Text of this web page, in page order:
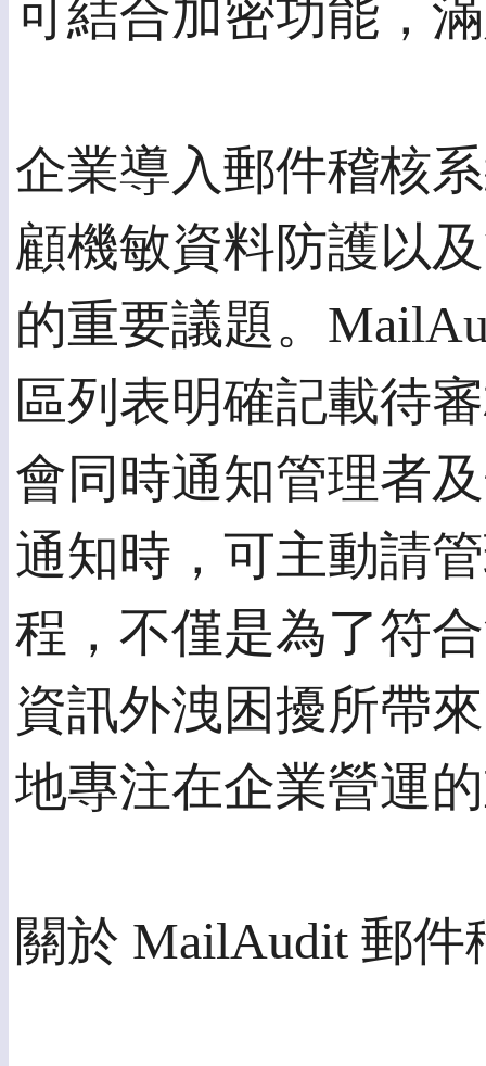
可結合加密功能，
企業導入郵件稽核
顧機敏資料防護以
的重要議題。
區列表明確記載待
會同時通知管理者
通知時，可主動請
程，不僅是為了符
資訊外洩困擾所帶
地專注在企業營運
關於 MailAudit 郵件